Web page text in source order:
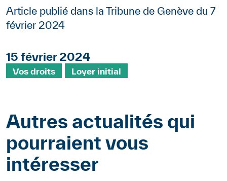
Article publié dans la Tribune de Genève du 7
février 2024
15 février 2024
Mots clés
Vos droits Loyer initial
Autres actualités qui
pourraient vous
intéresser